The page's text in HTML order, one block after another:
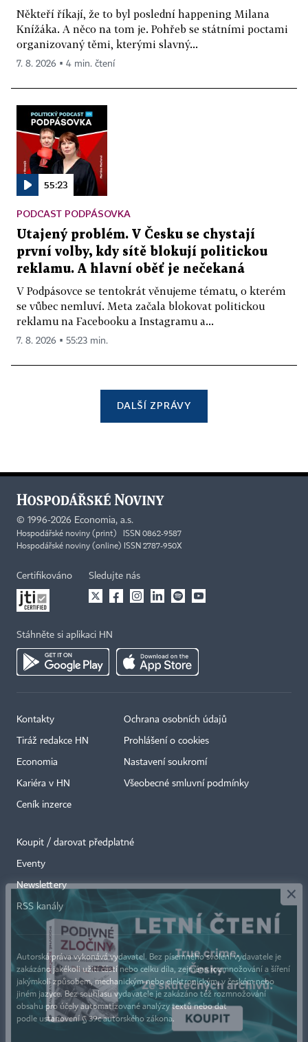
Někteří říkají, že to byl poslední happening Milana
Knížáka. A něco na tom je. Pohřeb se státními poctami
organizovaný těmi, kterými slavný...
7. 8. 2026 ▪ 4 min. čtení
55:23
PODCAST PODPÁSOVKA
Utajený problém. V Česku se chystají
první volby, kdy sítě blokují politickou
reklamu. A hlavní oběť je nečekaná
V Podpásovce se tentokrát věnujeme tématu, o kterém
se vůbec nemluví. Meta začala blokovat politickou
reklamu na Facebooku a Instagramu a...
7. 8. 2026 ▪ 55:23 min.
DALŠÍ ZPRÁVY
© 1996-2026 Economia, a.s.
Hospodářské noviny (print) ISSN 0862-9587
Hospodářské noviny (online) ISSN 2787-950X
Certifikováno Sledujte nás
Stáhněte si aplikaci HN
Kontakty
Tiráž redakce HN
Economia
Kariéra v HN
Ceník inzerce
Ochrana osobních údajů
Prohlášení o cookies
Nastavení soukromí
Všeobecné smluvní podmínky
Koupit / darovat předplatné
Eventy
Newslettery
RSS kanály
Autorská práva vykonává vydavatel. Bez písemného svolení vydavatele je
zakázáno jakékoli užití částí nebo celku díla, zejména rozmnožování a šíření
jakýmkoli způsobem, mechanickým nebo elektronickým, v českém nebo
jiném jazyce. Bez souhlasu vydavatele je zakázáno též rozmnožování
obsahu pro účely automatizované analýzy textů nebo dat
podle ustanovení § 39c autorského zákona.